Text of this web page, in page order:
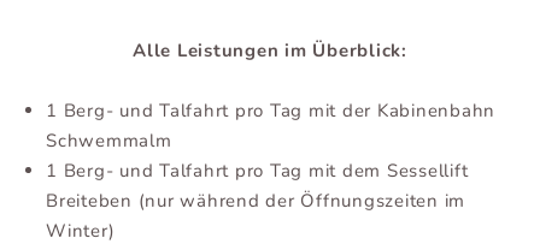
Alle Leistungen im Überblick:
1 Berg- und Talfahrt pro Tag mit der Kabinenbahn
Schwemmalm
1 Berg- und Talfahrt pro Tag mit dem Sessellift
Breiteben (nur während der Öffnungszeiten im
Winter)